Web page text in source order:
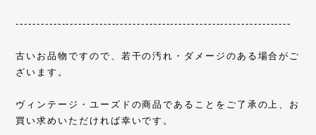
------------------------------------------------------------------
古いお品物ですので、若干の汚れ・ダメージのある場合がご
ざいます。
ヴィンテージ・ユーズドの商品であることをご了承の上、お
買い求めいただければ幸いです。